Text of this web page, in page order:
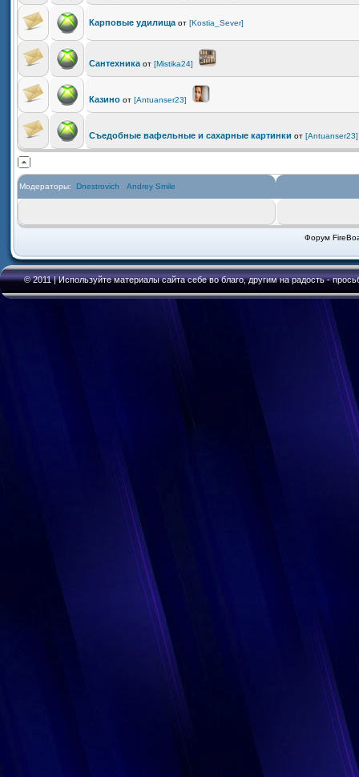
Карповые удилища от [Kostia_Sever]
Сантехника от [Mistika24]
Казино от [Antuanser23]
Съедобные вафельные и сахарные картинки от [Antuanser23]
Модераторы: Dnestrovich Andrey Smile
Форум
© 2011 | Используйте материалы сайта себе во благо, другим на радость -